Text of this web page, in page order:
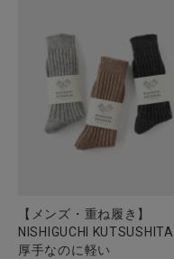
【メンズ・重ね履き】
NISHIGUCHI KUTSUSHITA
厚手なのに軽い